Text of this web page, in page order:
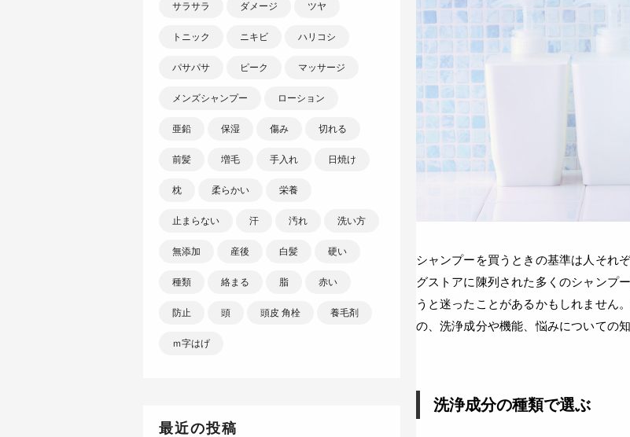
シャンプーを買うときの基準は人それ
グストアに陳列された多くのシャンプ
うと迷ったことがあるかもしれません
の、洗浄成分や機能、悩みについての
洗浄成分の種類で選ぶ
サラサラ ダメージ ツヤ
トニック ニキビ ハリコシ
パサパサ ピーク マッサージ
メンズシャンプー ローション
亜鉛 保湿 傷み 切れる
前髪 増毛 手入れ 日焼け
枕 柔らかい 栄養
止まらない 汗 汚れ 洗い方
無添加 産後 白髪 硬い
種類 絡まる 脂 赤い
防止 頭 頭皮 角栓 養毛剤
ｍ字はげ
最近の投稿